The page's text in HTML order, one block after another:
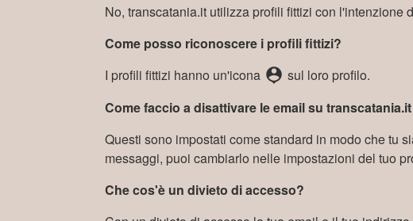
No, transcatania.it utilizza profili fittizi con
Come posso riconoscere i profili fittizi?
I profili fittizi hanno un'icona person_pin sul loro profilo.
Come faccio a disattivare le email su
Questi sono impostati come standard in modo che tu
messaggi, puoi cambiarlo nelle impostazioni del tuo
Che cos'è un divieto di accesso?